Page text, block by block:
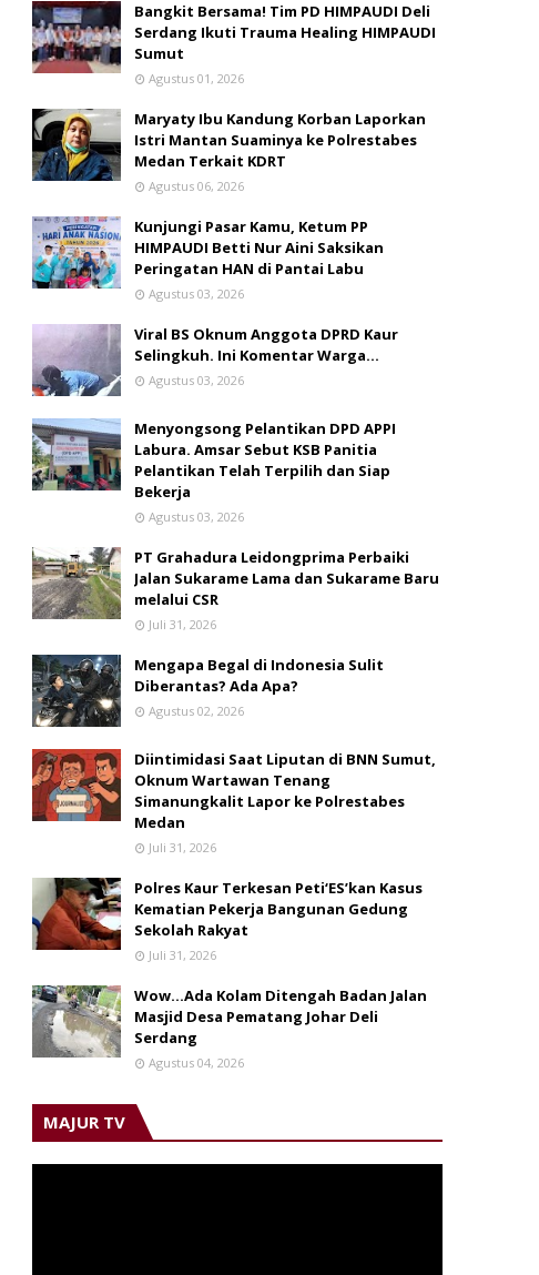
Bangkit Bersama! Tim PD HIMPAUDI Deli
Serdang Ikuti Trauma Healing HIMPAUDI
Sumut
Agustus 01, 2026
Maryaty Ibu Kandung Korban Laporkan
Istri Mantan Suaminya ke Polrestabes
Medan Terkait KDRT
Agustus 06, 2026
Kunjungi Pasar Kamu, Ketum PP
HIMPAUDI Betti Nur Aini Saksikan
Peringatan HAN di Pantai Labu
Agustus 03, 2026
Viral BS Oknum Anggota DPRD Kaur
Selingkuh. Ini Komentar Warga…
Agustus 03, 2026
Menyongsong Pelantikan DPD APPI
Labura. Amsar Sebut KSB Panitia
Pelantikan Telah Terpilih dan Siap
Bekerja
Agustus 03, 2026
PT Grahadura Leidongprima Perbaiki
Jalan Sukarame Lama dan Sukarame Baru
melalui CSR
Juli 31, 2026
Mengapa Begal di Indonesia Sulit
Diberantas? Ada Apa?
Agustus 02, 2026
Diintimidasi Saat Liputan di BNN Sumut,
Oknum Wartawan Tenang
Simanungkalit Lapor ke Polrestabes
Medan
Juli 31, 2026
Polres Kaur Terkesan Peti‘ES’kan Kasus
Kematian Pekerja Bangunan Gedung
Sekolah Rakyat
Juli 31, 2026
Wow...Ada Kolam Ditengah Badan Jalan
Masjid Desa Pematang Johar Deli
Serdang
Agustus 04, 2026
MAJUR TV